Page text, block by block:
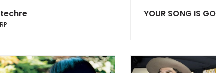
YOUR SONG IS